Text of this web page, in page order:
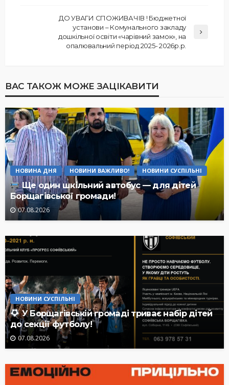
ДО УВАГИ СПОЖИВАЧІВ ! Бюджетної
установи – Комунального закладу
дошкільної освіти «чарівний замок», на
опалювальний період 2025- 2026р.р.
ВАС ТАКОЖ МОЖЕ ЗАЦІКАВИТИ
НОВИНА ДНЯ НОВИНИ ВАЖЛИВО! НОВИНИ СУСПІЛЬНІ
Ще один шкільний автобус — для дітей
Борщагівської громади!
07.08.2026
НОВИНИ СУСПІЛЬНІ
У Борщагівській громаді триває набір дітей
до секції футболу!
07.08.2026